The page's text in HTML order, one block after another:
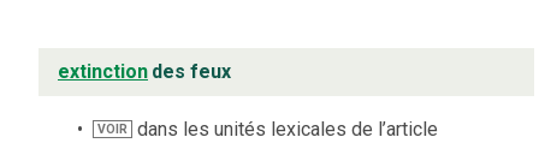
extinction des feux
VOIR
dans les unités lexicales de l’article